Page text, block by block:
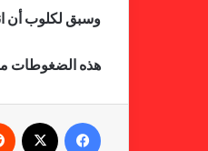
وسبق لكلوب أن
هذه الضغوطات من